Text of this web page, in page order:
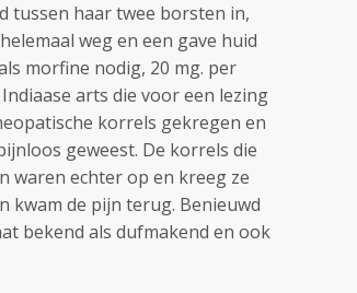
tussen haar twee borsten in,
weg en een gave huid
morfine nodig, 20 mg. per
arts die voor een lezing
korrels gekregen en
geweest. De korrels die
waren echter op en kreeg ze
kwam de pijn terug. Benieuwd
bekend als dufmakend en ook